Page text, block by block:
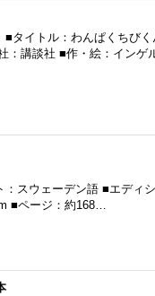
タイトル：わんぱくちびく
講談社 ■作・絵：インゲ
スウェーデン語 ■エディ
■ページ：約168…